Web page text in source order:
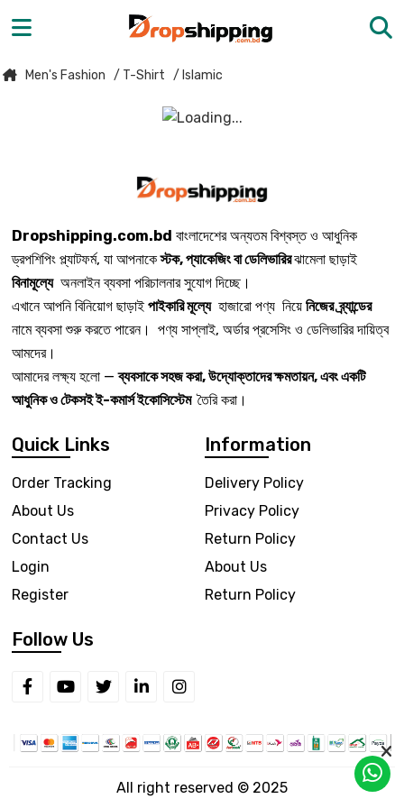
Men's Fashion / T-Shirt / Islamic
Dropshipping.com.bd বাংলাদেশের অন্যতম বিশ্বস্ত ও আধুনিক
ড্রপশিপিং প্ল্যাটফর্ম, যা আপনাকেস্টক, প্যাকেজিং বা ডেলিভারিরঝামেলা ছাড়াই
বিনামূল্যেঅনলাইন ব্যবসা পরিচালনার সুযোগ দিচ্ছে।
এখানে আপনি বিনিয়োগ ছাড়াই পাইকারি মূল্যেহাজারো পণ্য নিয়ে নিজের ব্র্যান্ডের
নামে ব্যবসা শুরু করতে পারেন। পণ্য সাপ্লাই, অর্ডার প্রসেসিং ও ডেলিভারির দায়িত্ব
আমদের।
আমাদের লক্ষ্য হলো —ব্যবসাকে সহজ করা, উদ্যোক্তাদের ক্ষমতায়ন, এবং একটি
আধুনিক ও টেকসই ই-কমার্স ইকোসিস্টেম তৈরি করা।
Quick Links
Order Tracking
About Us
Contact Us
Login
Register
Information
Delivery Policy
Privacy Policy
Return Policy
About Us
Return Policy
Follow Us
All right reserved © 2025